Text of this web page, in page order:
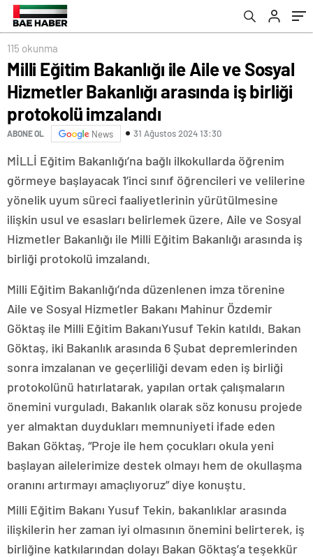
protokolü imzalandı
115 okunma
Milli Eğitim Bakanlığı ile Aile ve Sosyal
Hizmetler Bakanlığı arasında iş birliği
protokolü imzalandı
ABONE OL News 31 Ağustos 2024 13:30
MİLLİ Eğitim Bakanlığı’na bağlı ilkokullarda öğrenim
görmeye başlayacak 1’inci sınıf öğrencileri ve velilerine
yönelik uyum süreci faaliyetlerinin yürütülmesine
ilişkin usul ve esasları belirlemek üzere, Aile ve Sosyal
Hizmetler Bakanlığı ile Milli Eğitim Bakanlığı arasında iş
birliği protokolü imzalandı.
Milli Eğitim Bakanlığı’nda düzenlenen imza törenine
Aile ve Sosyal Hizmetler Bakanı Mahinur Özdemir
Göktaş ile Milli Eğitim BakanıYusuf Tekin katıldı. Bakan
Göktaş, iki Bakanlık arasında 6 Şubat depremlerinden
sonra imzalanan ve geçerliliği devam eden iş birliği
protokolünü hatırlatarak, yapılan ortak çalışmaların
önemini vurguladı. Bakanlık olarak söz konusu projede
yer almaktan duydukları memnuniyeti ifade eden
Bakan Göktaş, “Proje ile hem çocukları okula yeni
başlayan ailelerimize destek olmayı hem de okullaşma
oranını artırmayı amaçlıyoruz” diye konuştu.
Milli Eğitim Bakanı Yusuf Tekin, bakanlıklar arasında
ilişkilerin her zaman iyi olmasının önemini belirterek, iş
birliğine katkılarından dolayı Bakan Göktaş’a teşekkür